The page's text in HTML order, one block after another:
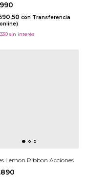
con Transferencia
sin interés
Lemon Ribbon Acciones